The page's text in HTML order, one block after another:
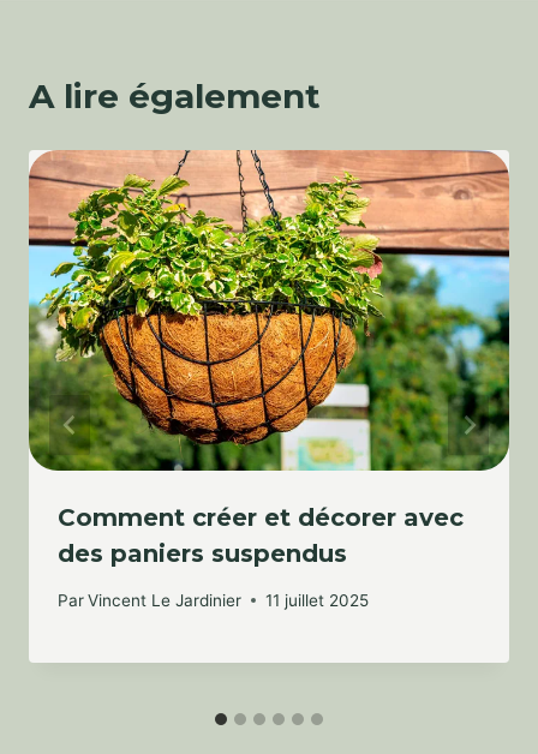
A lire également
Comment créer et décorer avec
des paniers suspendus
ParVincent Le Jardinier 11 juillet 2025